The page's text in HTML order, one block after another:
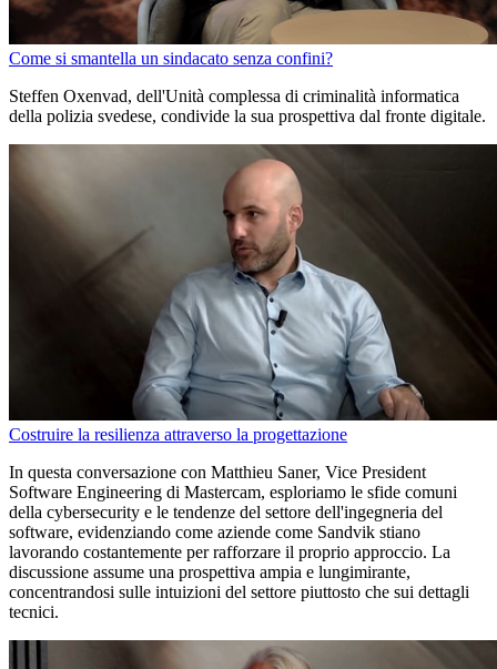
Come si smantella un sindacato senza confini?
Steffen Oxenvad, dell'Unità complessa di criminalità informatica
della polizia svedese, condivide la sua prospettiva dal fronte digitale.
Costruire la resilienza attraverso la progettazione
In questa conversazione con Matthieu Saner, Vice President
Software Engineering di Mastercam, esploriamo le sfide comuni
della cybersecurity e le tendenze del settore dell'ingegneria del
software, evidenziando come aziende come Sandvik stiano
lavorando costantemente per rafforzare il proprio approccio. La
discussione assume una prospettiva ampia e lungimirante,
concentrandosi sulle intuizioni del settore piuttosto che sui dettagli
tecnici.